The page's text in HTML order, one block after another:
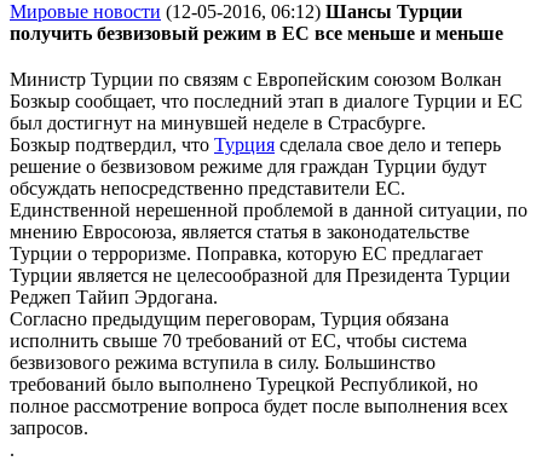
Мировые новости (12-05-2016, 06:12) Шансы Турции
получить безвизовый режим в ЕС все меньше и меньше
Министр Турции по связям с Европейским союзом Волкан
Бозкыр сообщает, что последний этап в диалоге Турции и ЕС
был достигнут на минувшей неделе в Страсбурге.
Бозкыр подтвердил, что Турция сделала свое дело и теперь
решение о безвизовом режиме для граждан Турции будут
обсуждать непосредственно представители ЕС.
Единственной нерешенной проблемой в данной ситуации, по
мнению Евросоюза, является статья в законодательстве
Турции о терроризме. Поправка, которую ЕС предлагает
Турции является не целесообразной для Президента Турции
Реджеп Тайип Эрдогана.
Согласно предыдущим переговорам, Турция обязана
исполнить свыше 70 требований от ЕС, чтобы система
безвизового режима вступила в силу. Большинство
требований было выполнено Турецкой Республикой, но
полное рассмотрение вопроса будет после выполнения всех
запросов.
.